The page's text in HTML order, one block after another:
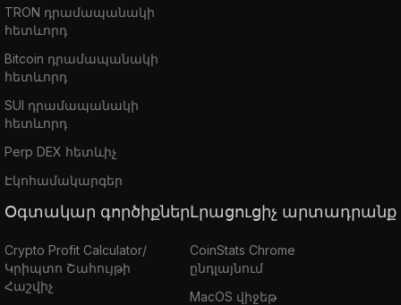
TRON դրամապանակի
հետևորդ
Bitcoin դրամապանակի
հետևորդ
SUI դրամապանակի
հետևորդ
Perp DEX հետևիչ
Էկոհամակարգեր
Օգտակար գործիքներ
Crypto Profit Calculator/
Կրիպտո Շահույթի
Հաշվիչ
Լրացուցիչ արտադրանք
CoinStats Chrome
ընդլայնում
MacOS վիջեթ